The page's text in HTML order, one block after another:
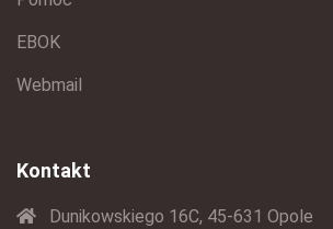
EBOK
Webmail
Kontakt
Dunikowskiego 16C, 45-631 Opole